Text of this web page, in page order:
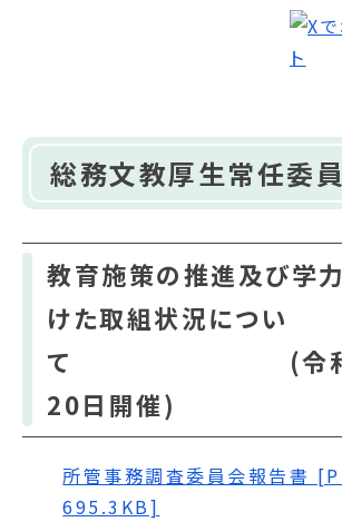
総務文教厚生常任委
教育施策の推進及び学
けた取組状況につい
て (令和7
20日開催)
所管事務調査委員会報告書
695.3KB]